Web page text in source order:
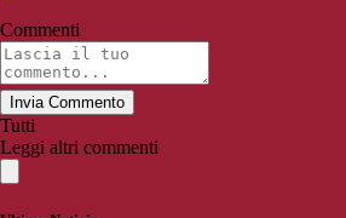
Commenti
Invia Commento
Tutti
Leggi altri commenti